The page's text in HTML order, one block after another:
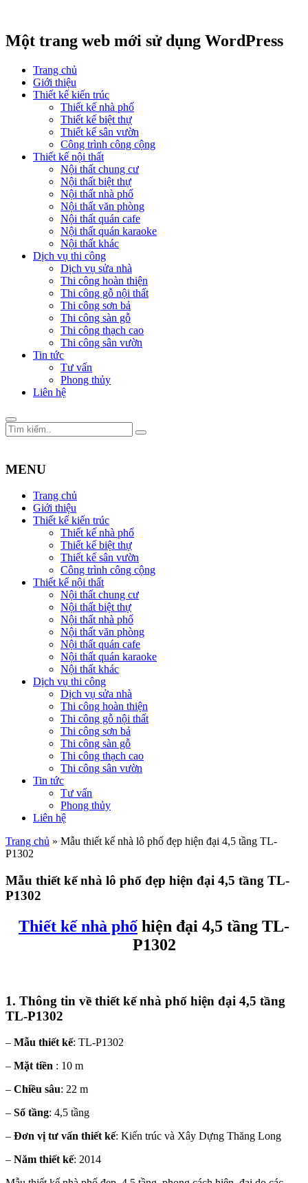
Một trang web mới sử dụng WordPress
Trang chủ
Giới thiệu
Thiết kế kiến trúc
Thiết kế nhà phố
Thiết kế biệt thự
Thiết kế sân vườn
Công trình công cộng
Thiết kế nội thất
Nội thất chung cư
Nội thất biệt thự
Nội thất nhà phố
Nội thất văn phòng
Nội thất quán cafe
Nội thất quán karaoke
Nội thất khác
Dịch vụ thi công
Dịch vụ sửa nhà
Thi công hoàn thiện
Thi công gỗ nội thất
Thi công sơn bả
Thi công sàn gỗ
Thi công thạch cao
Thi công sân vườn
Tin tức
Tư vấn
Phong thủy
Liên hệ
MENU
Trang chủ
Giới thiệu
Thiết kế kiến trúc
Thiết kế nhà phố
Thiết kế biệt thự
Thiết kế sân vườn
Công trình công cộng
Thiết kế nội thất
Nội thất chung cư
Nội thất biệt thự
Nội thất nhà phố
Nội thất văn phòng
Nội thất quán cafe
Nội thất quán karaoke
Nội thất khác
Dịch vụ thi công
Dịch vụ sửa nhà
Thi công hoàn thiện
Thi công gỗ nội thất
Thi công sơn bả
Thi công sàn gỗ
Thi công thạch cao
Thi công sân vườn
Tin tức
Tư vấn
Phong thủy
Liên hệ
Trang chủ » Mẫu thiết kế nhà lô phố đẹp hiện đại 4,5 tầng TL-
P1302
Mẫu thiết kế nhà lô phố đẹp hiện đại 4,5 tầng TL-
P1302
Thiết kế nhà phố hiện đại 4,5 tầng TL-
P1302
1. Thông tin về thiết kế nhà phố hiện đại 4,5 tầng
TL-P1302
– Mẫu thiết kế: TL-P1302
– Mặt tiền : 10 m
– Chiều sâu: 22 m
– Số tầng: 4,5 tầng
– Đơn vị tư vấn thiết kế: Kiến trúc và Xây Dựng Thăng Long
– Năm thiết kế: 2014